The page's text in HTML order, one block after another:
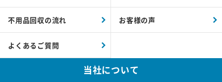
不用品回収の流れ お客様の声
よくあるご質問
当社について